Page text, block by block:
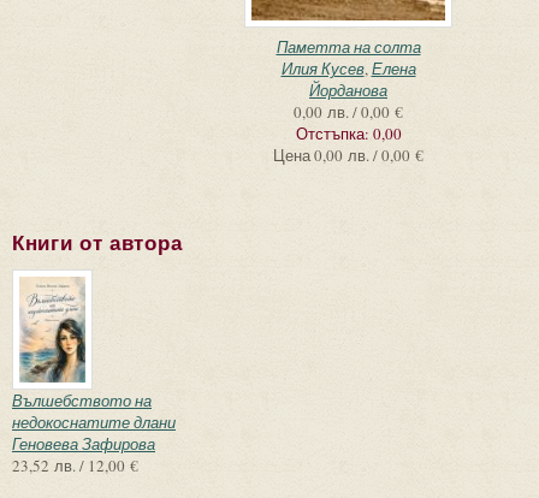
Паметта на солта
Илия Кусев,Елена
Йорданова
0,00 лв. / 0,00 €
Отстъпка: 0,00
Цена0,00 лв. / 0,00 €
Книги от автора
Вълшебството на
недокоснатите длани
Геновева Зафирова
23,52 лв. / 12,00 €